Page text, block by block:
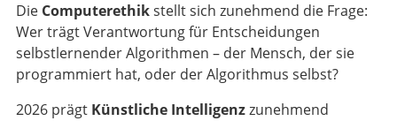
Die Computerethik stellt sich zunehmend die Frage:
Wer trägt Verantwortung für Entscheidungen
selbstlernender Algorithmen – der Mensch, der sie
programmiert hat, oder der Algorithmus selbst?
2026 prägt Künstliche Intelligenz zunehmend